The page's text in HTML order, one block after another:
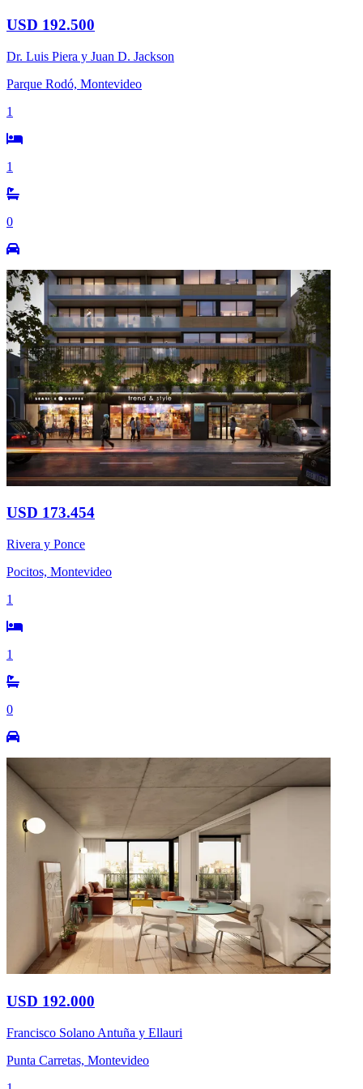
USD 192.500
Dr. Luis Piera y Juan D. Jackson
Parque Rodó, Montevideo
1
1
0
USD 173.454
Rivera y Ponce
Pocitos, Montevideo
1
1
0
USD 192.000
Francisco Solano Antuña y Ellauri
Punta Carretas, Montevideo